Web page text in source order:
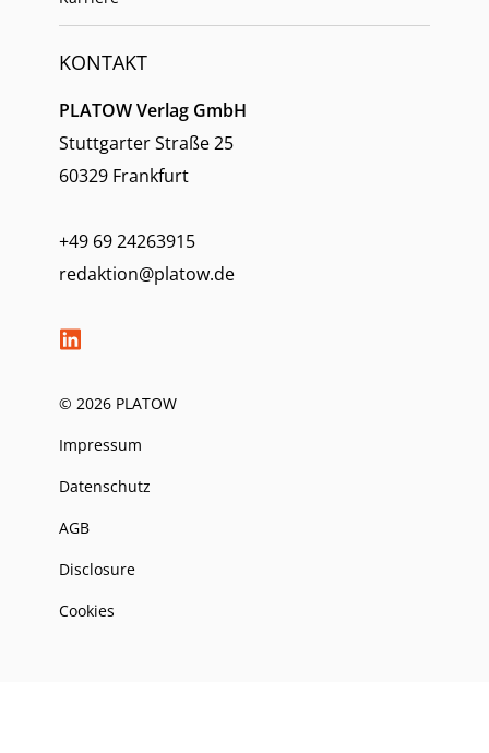
KONTAKT
PLATOW Verlag GmbH
Stuttgarter Straße 25
60329 Frankfurt
+49 69 24263915
redaktion@platow.de
© 2026 PLATOW
Impressum
Datenschutz
AGB
Disclosure
Cookies